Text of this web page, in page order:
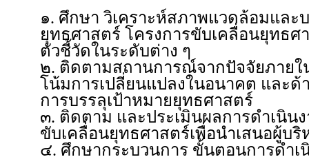
๑. ศึกษา วิเคราะห์สภาพแวดล้อมแล
ยุทธศาสตร์ โครงการขับเคลื่อนยุทธศ
ตัวชี้วัดในระดับต่าง ๆ
๒. ติดตามสถานการณ์จากปัจจัยภาย
โน้มการเปลี่ยนแปลงในอนาคต และด้
การบรรลุเป้าหมายยุทธศาสตร์
๓. ติดตาม และประเมินผลการดำเนิน
ขับเคลื่อนยุทธศาสตร์เพื่อนำเสนอผู้บริ
๔. ศึกษากระบวนการ ขั้นตอนการดําเ